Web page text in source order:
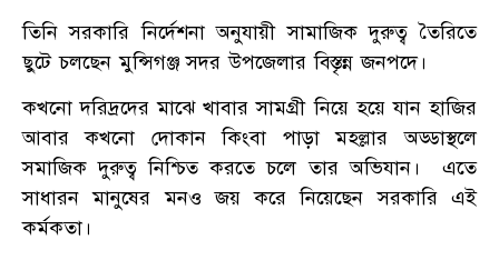
তিনি সরকারি নির্দেশনা অনুযায়ী সামাজিক দুরুত্ব তৈরিতে
ছুটে চলছেন মুন্সিগঞ্জ সদর উপজেলার বিস্তৃন্ন জনপদে।
কখনো দরিদ্রদের মাঝে খাবার সামগ্রী নিয়ে হয়ে যান হাজির
আবার কখনো দোকান কিংবা পাড়া মহল্লার অড্ডাস্থলে
সমাজিক দুরুত্ব নিশ্চিত করতে চলে তার অভিযান। এতে
সাধারন মানুষের মনও জয় করে নিয়েছেন সরকারি এই
কর্মকতা।